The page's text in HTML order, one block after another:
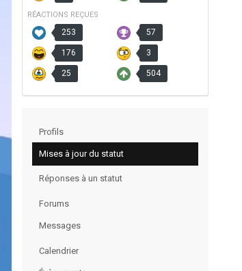
RÉACTIONS REÇUES
253 57
176 3
25 504
Profils
Mises à jour du statut
Réponses à un statut
Forums
Messages
Calendrier